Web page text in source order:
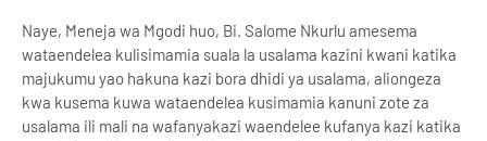
Naye, Meneja wa Mgodi huo, Bi. Salome Nkurlu amesema
wataendelea kulisimamia suala la usalama kazini kwani katika
majukumu yao hakuna kazi bora dhidi ya usalama, aliongeza
kwa kusema kuwa wataendelea kusimamia kanuni zote za
usalama ili mali na wafanyakazi waendelee kufanya kazi katika